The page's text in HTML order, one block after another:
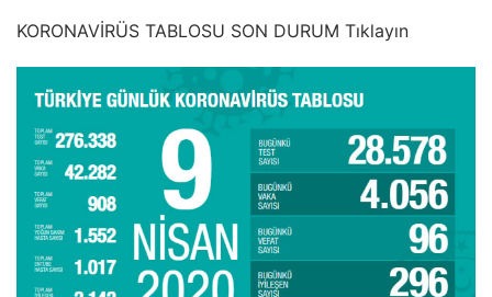
KORONAVİRÜS TABLOSU SON DURUM Tıklayın